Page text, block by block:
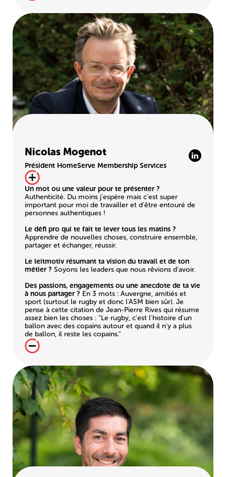
Nicolas Mogenot
Président HomeServe Membership Services
Un mot ou une valeur pour te présenter ?
Authenticité. Du moins j'espère mais c'est super
important pour moi de travailler et d'être entouré de
personnes authentiques !
Le défi pro qui te fait te lever tous les matins ?
Apprendre de nouvelles choses, construire ensemble,
partager et échanger, réussir.
Le leitmotiv résumant ta vision du travail et de ton
métier ? Soyons les leaders que nous rêvions d'avoir.
Des passions, engagements ou une anecdote de ta vie
à nous partager ? En 3 mots : Auvergne, amitiés et
sport (surtout le rugby et donc l'ASM bien sûr). Je
pense à cette citation de Jean-Pierre Rives qui résume
assez bien les choses : "Le rugby, c'est l'histoire d'un
ballon avec des copains autour et quand il n'y a plus
de ballon, il reste les copains."